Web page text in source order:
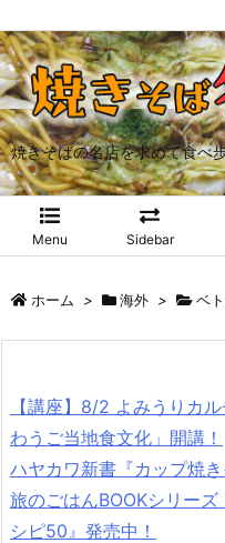
焼きそばの名店を求めて食べ
Menu Sidebar
ホーム > 海外 > ベ
【講座】8/2 よみうりカ
わうご当地食文化」開講！
ハヤカワ新書『カップ焼
旅のごはんBOOKシリー
シピ50』発売中！